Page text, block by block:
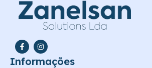
Informações